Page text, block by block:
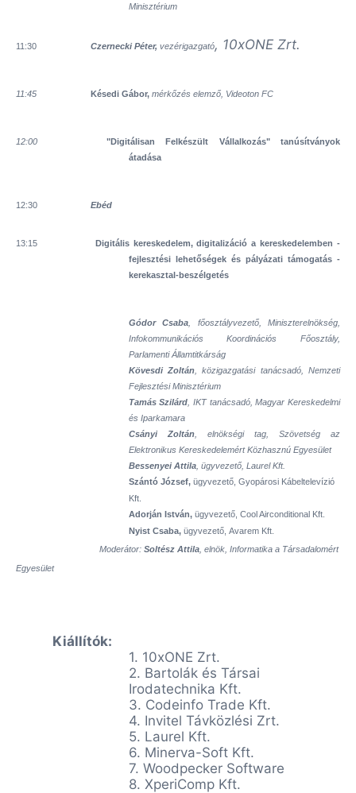
Minisztérium
11:30 Czernecki Péter, vezérigazgató, 10xONE Zrt.
11:45 Késedi Gábor, mérkőzés elemző, Videoton FC
12:00
"Digitálisan Felkészült Vállalkozás" tanúsítványok
átadása
12:30 Ebéd
13:15 Digitális kereskedelem, digitalizáció a kereskedelemben -
fejlesztési lehetőségek és pályázati támogatás -
kerekasztal-beszélgetés
Gódor Csaba , főosztályvezető, Miniszterelnökség,
Infokommunikációs Koordinációs Főosztály,
Parlamenti Államtitkárság
Kövesdi Zoltán , közigazgatási tanácsadó, Nemzeti
Fejlesztési Minisztérium
Tamás Szilárd , IKT tanácsadó, Magyar Kereskedelmi
és Iparkamara
Csányi Zoltán, elnökségi tag, Szövetség az
Elektronikus Kereskedelemért Közhasznú Egyesület
Bessenyei Attila, ügyvezető, Laurel Kft.
Szántó József, ügyvezető, Gyopárosi Kábeltelevízió
Kft.
Adorján István, ügyvezető, Cool Airconditional Kft.
Nyist Csaba,ügyvezető, Avarem Kft.
Moderátor: Soltész Attila , elnök, Informatika a Társadalomért
Egyesület
Kiállítók:
1. 10xONE Zrt.
2. Bartolák és Társai
Irodatechnika Kft.
3. Codeinfo Trade Kft.
4. Invitel Távközlési Zrt.
5. Laurel Kft.
6. Minerva-Soft Kft.
7. Woodpecker Software
8. XperiComp Kft.